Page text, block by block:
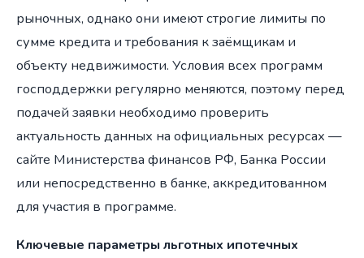
рыночных, однако они имеют строгие лимиты по
сумме кредита и требования к заёмщикам и
объекту недвижимости. Условия всех программ
господдержки регулярно меняются, поэтому перед
подачей заявки необходимо проверить
актуальность данных на официальных ресурсах —
сайте Министерства финансов РФ, Банка России
или непосредственно в банке, аккредитованном
для участия в программе.
Ключевые параметры льготных ипотечных